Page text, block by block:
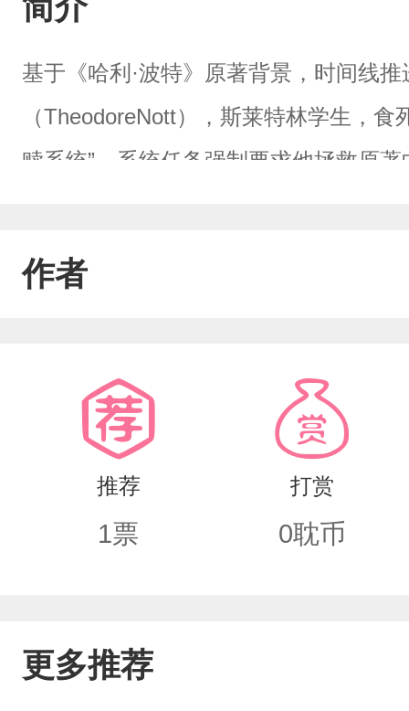
简介
基于《哈利·波特》原著背景，时间线
（TheodoreNott），斯莱特林学生，
赎系统”，系统任务强制要求他拯救原
作者
推荐
1票
打赏
0耽币
更多推荐